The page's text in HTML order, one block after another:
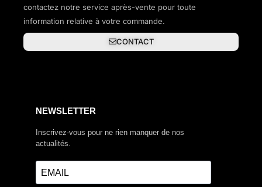
contactez notre service après-vente pour toute
information relative à votre commande.
CONTACT
NEWSLETTER
Inscrivez-vous pour ne rien manquer de nos
actualités.